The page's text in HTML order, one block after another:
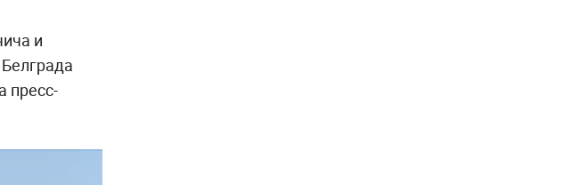
и
пресс-